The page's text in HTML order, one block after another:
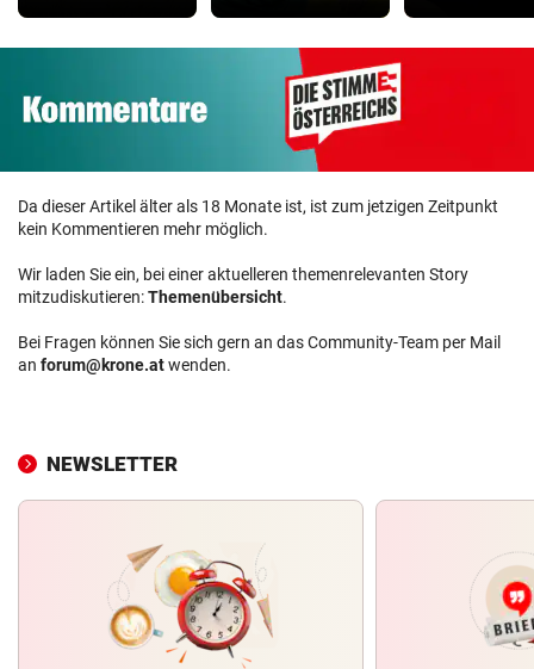
Da dieser Artikel älter als 18 Monate ist, ist zum jetzigen Zeitpunkt
kein Kommentieren mehr möglich.
Wir laden Sie ein, bei einer aktuelleren themenrelevanten Story
mitzudiskutieren:Themenübersicht.
Bei Fragen können Sie sich gern an das Community-Team per Mail
an forum@krone.atwenden.
NEWSLETTER